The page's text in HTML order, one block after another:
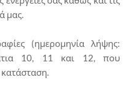
μας.
(ημερομηνία λήψης:
10, 11 και 12, που